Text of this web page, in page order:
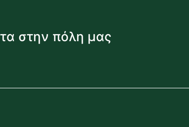
στην πόλη μας